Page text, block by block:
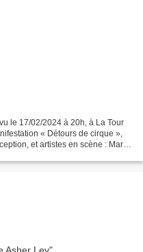
le 17/02/2024 à 20h, à La Tour
« Détours de cirque »,
et artistes en scène : Marie